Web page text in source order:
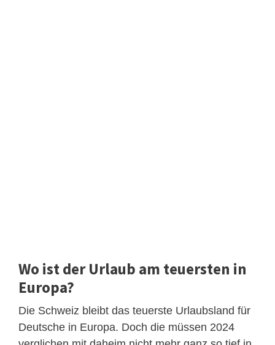
Wo ist der Urlaub am teuersten in
Europa?
Die Schweiz bleibt das teuerste Urlaubsland für
Deutsche in Europa. Doch die müssen 2024